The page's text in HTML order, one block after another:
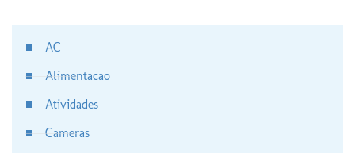
AC
Alimentacao
Atividades
Cameras